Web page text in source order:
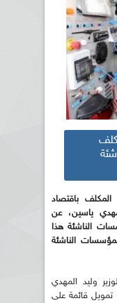
المكلف باقتصاد
ياسين، عن
الناشئة هذا
الناشئة
وليد المهدي
تمويل قائمة على